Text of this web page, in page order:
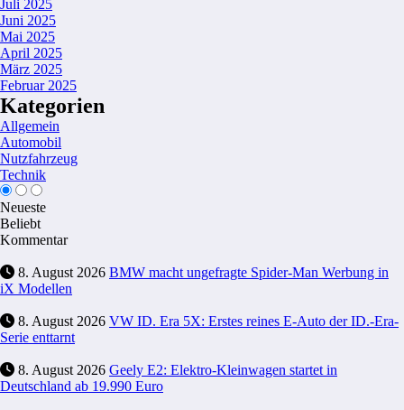
Juli 2025
Juni 2025
Mai 2025
April 2025
März 2025
Februar 2025
Kategorien
Allgemein
Automobil
Nutzfahrzeug
Technik
Neueste
Beliebt
Kommentar
8. August 2026 BMW macht ungefragte Spider-Man Werbung in
iX Modellen
8. August 2026 VW ID. Era 5X: Erstes reines E-Auto der ID.-Era-
Serie enttarnt
8. August 2026 Geely E2: Elektro-Kleinwagen startet in
Deutschland ab 19.990 Euro